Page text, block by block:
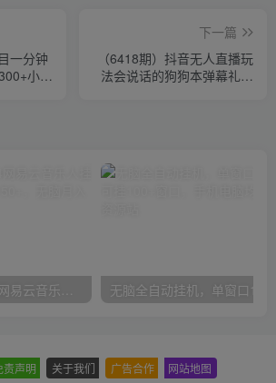
一分钟
小吃
下一篇
（6418期）抖音无人直播玩
法会说话的狗狗本弹幕礼物
（9448期）2024网易云音乐人挂机项目，单机日入150+，无脑月入5000+
责声明 关于我们 广告合作 网站地图